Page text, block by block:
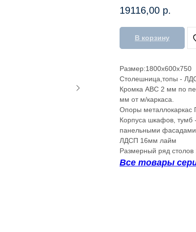
19116,00 р.
В корзину
Размер:1800х600х750
Столешница,топы -
Кромка АВС 2 мм по
мм от м/каркаса.
Опоры металлокаркас
Корпуса шкафов, тумб
панельными
ЛДСП 16мм лайм
Размерный ряд
Все товары